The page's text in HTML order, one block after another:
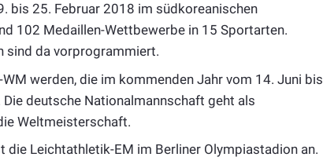
bis 25. Februar 2018 im südkoreanischen
102 Medaillen-Wettbewerbe in 15 Sportarten.
sind da vorprogrammiert.
werden, die im kommenden Jahr vom 14. Juni bis
deutsche Nationalmannschaft geht als
Weltmeisterschaft.
Leichtathletik-EM im Berliner Olympiastadion an.